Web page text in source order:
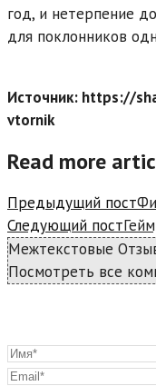
год, и нетерпение
для поклонников
Источник: https://
vtornik
Read more
Предыдущий пост
Следующий пост
Межтекстовые
Посмотреть все